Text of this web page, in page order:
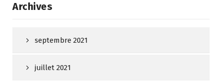
Archives
septembre 2021
juillet 2021